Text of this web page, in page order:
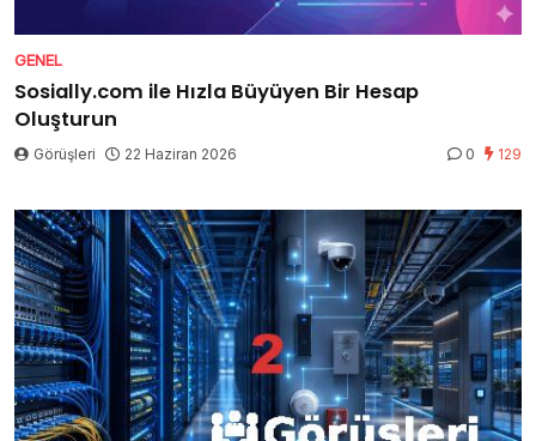
GENEL
Sosially.com ile Hızla Büyüyen Bir Hesap
Oluşturun
Görüşleri 22 Haziran 2026 0 129